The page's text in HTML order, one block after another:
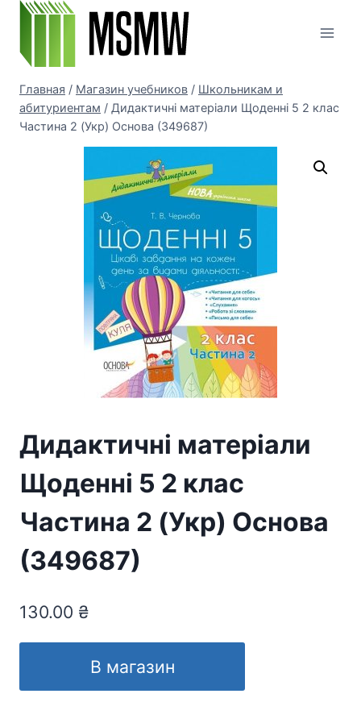
Перейти
содержимому
Главная / Магазин учебников / Школьникам и
абитуриентам / Дидактичні матеріали Щоденні 5 2 клас
Частина 2 (Укр) Основа (349687)
Дидактичні матеріали
Щоденні 5 2 клас
Частина 2 (Укр) Основа
(349687)
130.00 ₴
В магазин